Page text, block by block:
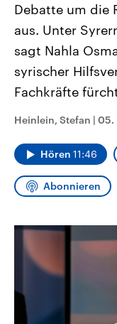
Landtagswahl
2026
Alle Informationen
September 2026
Landtag. Seit 2021
CDU, SPD und FDP
Umfragen,
und Hintergründe zu
und Kandidaten der
Sendungen
Debatte um die
aus. Unter
sagt Nahla
syrischer
Fachkräfte
Heinlein, Stefan | 05.
Hören 11:46
Abonnieren